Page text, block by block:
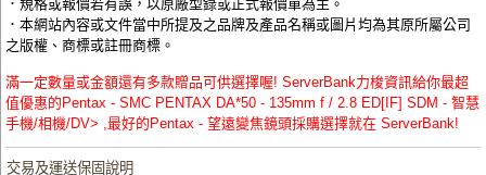
．規格或報價若有誤，以原廠型錄或正式報價單為主。
．本網站內容或文件當中所提及之品牌及產品名稱或圖片均為其原所屬公司
之版權、商標或註冊商標。
滿一定數量或金額還有多款贈品可供選擇喔! ServerBank力梭資訊給你最超
值優惠的Pentax - SMC PENTAX DA*50 - 135mm f / 2.8 ED[IF] SDM - 智慧
手機/相機/DV> ,最好的Pentax - 望遠變焦鏡頭採購選擇就在 ServerBank!
交易及運送保固說明